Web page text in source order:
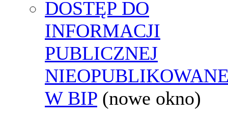
DOSTĘP DO
INFORMACJI
PUBLICZNEJ
W BIP (nowe okno)